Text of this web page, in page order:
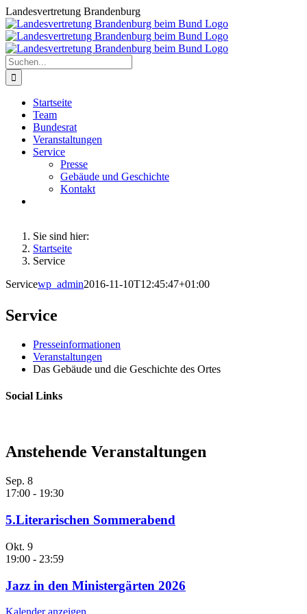
Zum
Inhalt
springen
Landesvertretung Brandenburg
Suche
nach:
Startseite
Team
Bundesrat
Veranstaltungen
Service
Presse
Gebäude und Geschichte
Kontakt
Sie sind hier:
Startseite
Service
Servicewp_admin2016-11-10T12:45:47+01:00
Service
Presseinformationen
Veranstaltungen
Das Gebäude und die Geschichte des Ortes
Social Links
Anstehende Veranstaltungen
Sep. 8
17:00 - 19:30
5.Literarischen Sommerabend
Okt. 9
19:00 - 23:59
Jazz in den Ministergärten 2026